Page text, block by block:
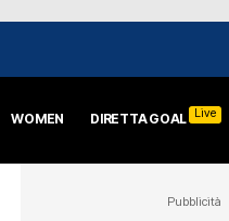
WOMEN DIRETTA GOAL Live
Pubblicità